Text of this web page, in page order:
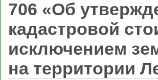
706 «Об
кадастровой
исключением
на территории